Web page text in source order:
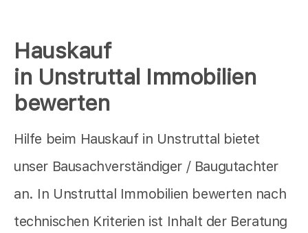
Hauskauf
in Unstruttal Immobilien
bewerten
Hilfe beim Hauskauf in Unstruttal bietet
unser Bausachverständiger / Baugutachter
an. In Unstruttal Immobilien bewerten nach
technischen Kriterien ist Inhalt der Beratung